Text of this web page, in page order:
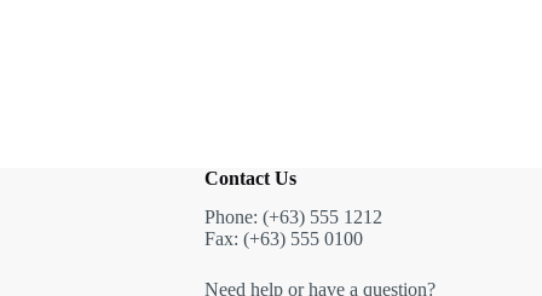
Contact Us
Phone: (+63) 555 1212
Fax: (+63) 555 0100
Need help or have a question?